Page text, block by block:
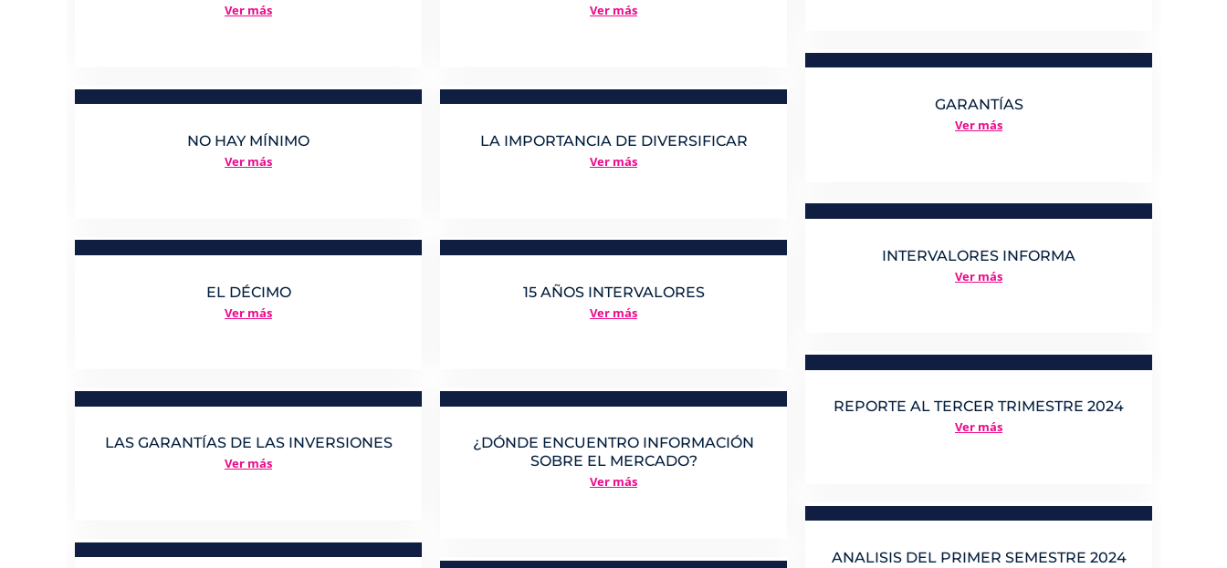
Ver más Ver más
GARANTÍAS
Ver más
NO HAY MÍNIMO
Ver más
LA IMPORTANCIA DE DIVERSIFICAR
Ver más
INTERVALORES INFORMA
Ver más
EL DÉCIMO
Ver más
15 AÑOS INTERVALORES
Ver más
REPORTE AL TERCER TRIMESTRE 2024
Ver más
LAS GARANTÍAS DE LAS INVERSIONES
Ver más
¿DÓNDE ENCUENTRO INFORMACIÓN
SOBRE EL MERCADO?
Ver más
ANALISIS DEL PRIMER SEMESTRE 2024